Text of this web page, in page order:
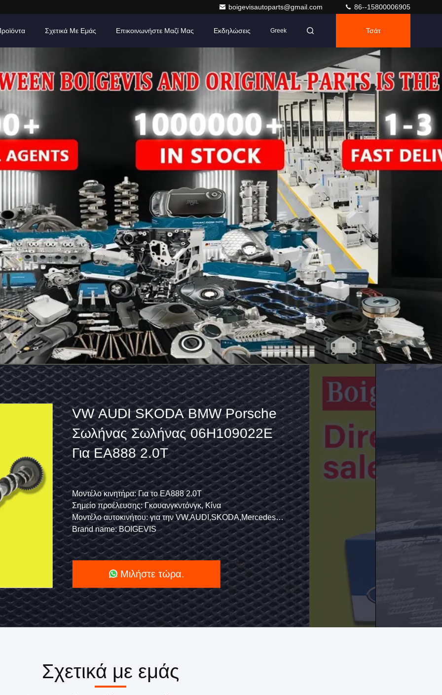
boigevisautoparts@gmail.com 86--15800006905
Σχετικά Με Εμάς Επικοινωνήστε Μαζί Μας Εκδηλώσεις Greek Τσάτ
Κίνα
SKODA
BMW
Porsche
Σωλήνας
Σωλήνας
06H109022E
EA888
2.0T
Μοντέλο κινητήρα: Για το EA888 2.0T
Σημείο προέλευσης: Γκουανγκντόνγκ, Κίνα
Μοντέλο αυτοκινήτου: για την VW,AUDI,SKODA,Mercedes-Benz,BMW,Porsche
Brand name: BOIGEVIS
Εναλλακτικά μέρη κινητήρα
αυτοκινήτου 06E103547 Για Q7
3.0T
Αριθμός τύπου: 06E103547
Κωδικός κινητήρα: CJT CGW
Σημείο προέλευσης: Γκουανγκντόνγκ, Κίνα
Υπόθεση: Νέο
Μιλήστε τώρα.
Σχετικά με εμάς